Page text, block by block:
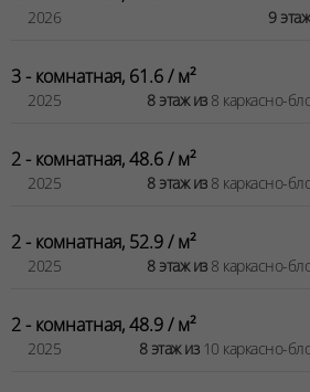
2026 9
3 - комнатная, 61.6 / м²
2025 8 этаж из8 каркасно-
2 - комнатная, 48.6 / м²
2025 8 этаж из8 каркасно-
2 - комнатная, 52.9 / м²
2025 8 этаж из8 каркасно-
2 - комнатная, 48.9 / м²
2025 8 этаж из10 каркасно-